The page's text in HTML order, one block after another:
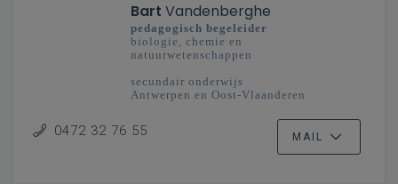
Bart Vandenberghe
pedagogisch begeleider
biologie, chemie en
natuurwetenschappen
secundair onderwijs
Antwerpen en Oost-Vlaanderen
0472 32 76 55 MAIL